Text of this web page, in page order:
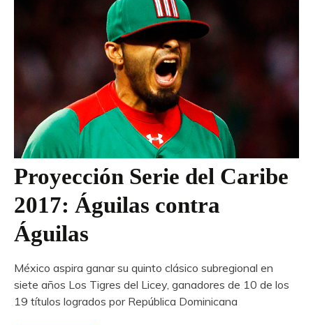
Proyección Serie del Caribe
2017: Águilas contra
Águilas
México aspira ganar su quinto clásico subregional en
siete años Los Tigres del Licey, ganadores de 10 de los
19 títulos logrados por República Dominicana